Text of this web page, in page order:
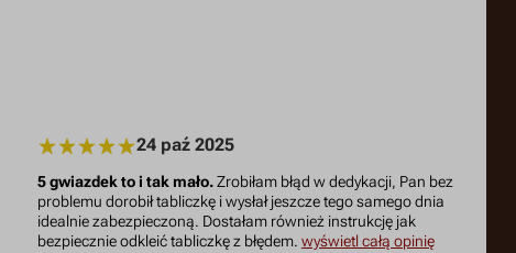
24 paź 2025
5 gwiazdek to i tak mało.Zrobiłam błąd w dedykacji, Pan bez
problemu dorobił tabliczkę i wysłał jeszcze tego samego dnia
idealnie zabezpieczoną. Dostałam również instrukcję jak
bezpiecznie odkleić tabliczkę z błędem.wyświetl całą opinię